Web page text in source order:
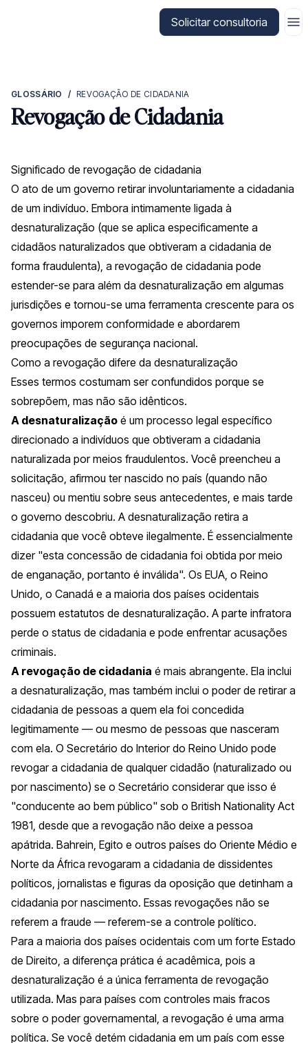
Solicitar consultoria
GLOSSÁRIO / REVOGAÇÃO DE CIDADANIA
Revogação de Cidadania
Significado de revogação de cidadania
O ato de um governo retirar involuntariamente a cidadania
de um indivíduo. Embora intimamente ligada à
desnaturalização (que se aplica especificamente a
cidadãos naturalizados que obtiveram a cidadania de
forma fraudulenta), a revogação de cidadania pode
estender-se para além da desnaturalização em algumas
jurisdições e tornou-se uma ferramenta crescente para os
governos imporem conformidade e abordarem
preocupações de segurança nacional.
Como a revogação difere da desnaturalização
Esses termos costumam ser confundidos porque se
sobrepõem, mas não são idênticos.
A desnaturalização é um processo legal específico
direcionado a indivíduos que obtiveram a cidadania
naturalizada por meios fraudulentos. Você preencheu a
solicitação, afirmou ter nascido no país (quando não
nasceu) ou mentiu sobre seus antecedentes, e mais tarde
o governo descobriu. A desnaturalização retira a
cidadania que você obteve ilegalmente. É essencialmente
dizer "esta concessão de cidadania foi obtida por meio
de enganação, portanto é inválida". Os EUA, o Reino
Unido, o Canadá e a maioria dos países ocidentais
possuem estatutos de desnaturalização. A parte infratora
perde o status de cidadania e pode enfrentar acusações
criminais.
A revogação de cidadania é mais abrangente. Ela inclui
a desnaturalização, mas também inclui o poder de retirar a
cidadania de pessoas a quem ela foi concedida
legitimamente — ou mesmo de pessoas que nasceram
com ela. O Secretário do Interior do Reino Unido pode
revogar a cidadania de qualquer cidadão (naturalizado ou
por nascimento) se o Secretário considerar que isso é
"conducente ao bem público" sob o British Nationality Act
1981, desde que a revogação não deixe a pessoa
apátrida. Bahrein, Egito e outros países do Oriente Médio e
Norte da África revogaram a cidadania de dissidentes
políticos, jornalistas e figuras da oposição que detinham a
cidadania por nascimento. Essas revogações não se
referem a fraude — referem-se a controle político.
Para a maioria dos países ocidentais com um forte Estado
de Direito, a diferença prática é acadêmica, pois a
desnaturalização é a única ferramenta de revogação
utilizada. Mas para países com controles mais fracos
sobre o poder governamental, a revogação é uma arma
política. Se você detém cidadania em um país com esse